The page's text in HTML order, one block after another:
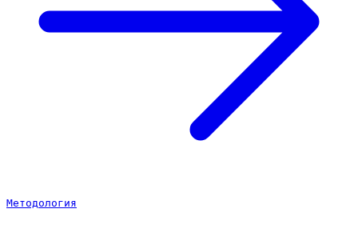
Методология